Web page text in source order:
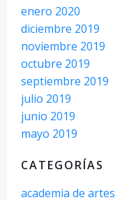
enero 2020
diciembre 2019
noviembre 2019
octubre 2019
septiembre 2019
julio 2019
junio 2019
mayo 2019
CATEGORÍAS
academia de artes